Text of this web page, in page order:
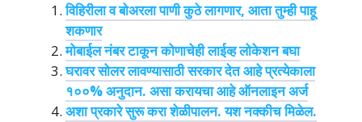
विहिरीला व बोअरला पाणी कुठे लागणार, आता तुम्ही पाहू
शकणार
मोबाईल नंबर टाकून कोणाचेही लाईव्ह लोकेशन बघा
घरावर सोलर लावण्यासाठी सरकार देत आहे प्रत्येकाला
१००% अनुदान. असा करायचा आहे ऑनलाइन अर्ज
अशा प्रकारे सुरू करा शेळीपालन. यश नक्कीच मिळेल.